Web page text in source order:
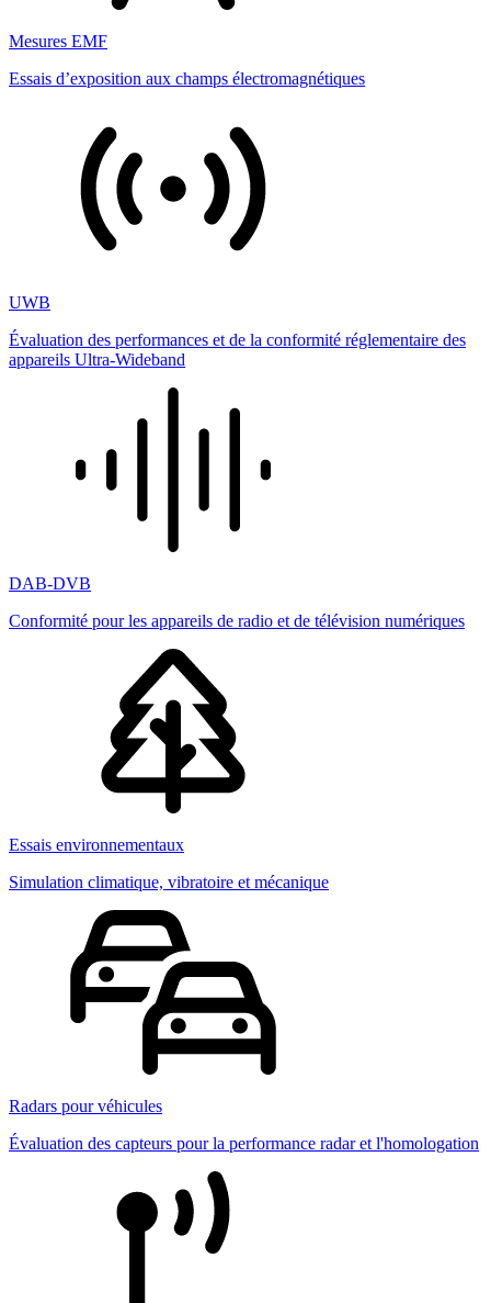
Mesures EMF
Essais d’exposition aux champs électromagnétiques
UWB
Évaluation des performances et de la conformité réglementaire des
appareils Ultra-Wideband
DAB-DVB
Conformité pour les appareils de radio et de télévision numériques
Essais environnementaux
Simulation climatique, vibratoire et mécanique
Radars pour véhicules
Évaluation des capteurs pour la performance radar et l'homologation